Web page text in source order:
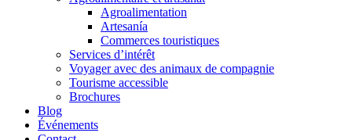
Agroalimentation
Artesanía
Commerces touristiques
Services d’intérêt
Voyager avec des animaux de compagnie
Tourisme accessible
Brochures
Blog
Événements